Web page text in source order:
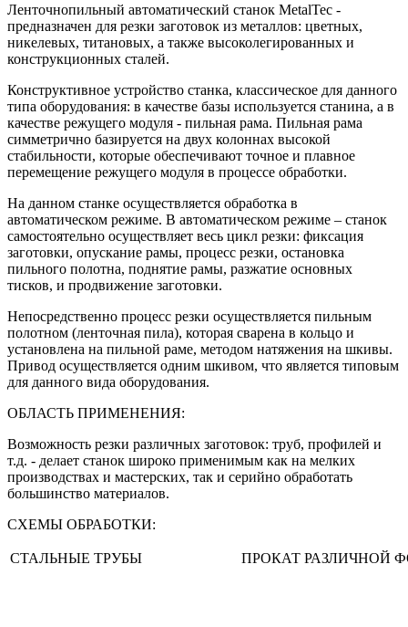
Ленточнопильный автоматический станок MetalTec -
предназначен для резки заготовок из металлов: цветных,
никелевых, титановых, а также высоколегированных и
конструкционных сталей.
Конструктивное устройство станка, классическое для данного
типа оборудования: в качестве базы используется станина, а в
качестве режущего модуля - пильная рама. Пильная рама
симметрично базируется на двух колоннах высокой
стабильности, которые обеспечивают точное и плавное
перемещение режущего модуля в процессе обработки.
На данном станке осуществляется обработка в
автоматическом режиме. В автоматическом режиме – станок
самостоятельно осуществляет весь цикл резки: фиксация
заготовки, опускание рамы, процесс резки, остановка
пильного полотна, поднятие рамы, разжатие основных
тисков, и продвижение заготовки.
Непосредственно процесс резки осуществляется пильным
полотном (ленточная пила), которая сварена в кольцо и
установлена на пильной раме, методом натяжения на шкивы.
Привод осуществляется одним шкивом, что является типовым
для данного вида оборудования.
ОБЛАСТЬ ПРИМЕНЕНИЯ:
Возможность резки различных заготовок: труб, профилей и
т.д. - делает станок широко применимым как на мелких
производствах и мастерских, так и серийно обработать
большинство материалов.
СХЕМЫ ОБРАБОТКИ:
СТАЛЬНЫЕ ТРУБЫ ПРОКАТ РАЗЛИЧНОЙ